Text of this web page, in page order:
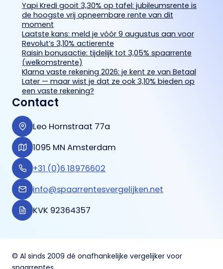
Yapi Kredi gooit 3,30% op tafel: jubileumsrente is
de hoogste vrij opneembare rente van dit
moment
Laatste kans: meld je vóór 9 augustus aan voor
Revolut’s 3,10% actierente
Raisin bonusactie: tijdelijk tot 3,05% spaarrente
(welkomstrente)
Klarna vaste rekening 2026: je kent ze van Betaal
Later — maar wist je dat ze ook 3,10% bieden op
een vaste rekening?
Contact
Leo Hornstraat 77a
1095 MN Amsterdam
+31 (0)6 18976602
info@spaarrentesvergelijken.net
KVK 92364357
© Al sinds 2009 dé onafhankelijke vergelijker voor